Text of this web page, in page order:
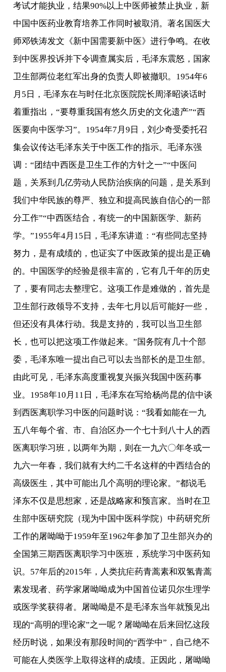
考试才能执业，结果90%以上中医师被禁止执业，新
中国中医药业教育培养工作同时被取消。著名国医大
师邓铁涛发文《新中国需要新中医》进行争鸣。在收
到中医界投诉并下令调查属实后，毛泽东震怒，国家
卫生部两位老红军出身的负责人即被撤职。1954年6
月5日，毛泽东在与时任北京医院院长周泽昭谈话时
着重指出，“要尊重我国有悠久历史的文化遗产”“西
医要向中医学习”。1954年7月9日，刘少奇受委托召
集会议传达毛泽东关于中医工作的指示。毛泽东强
调：“团结中西医是卫生工作的方针之一”“中医问
题，关系到几亿劳动人民防治疾病的问题，是关系到
我们中华民族的尊严、独立和提高民族自信心的一部
分工作”“中西医结合，有统一的中国新医学、新药
学。”1955年4月15日，毛泽东讲道：“有些同志坚持
努力，是有成绩的，也证实了中医政策的提出是正确
的。中国医学的经验是很丰富的，它有几千年的历史
了，要有同志去整理它。这项工作是难做的，首先是
卫生部行政领导不支持，去年七月以后可能好一些，
但还没有具体行动。我是支持的，我可以当卫生部
长，也可以把这项工作做起来。”国务院有几十个部
委，毛泽东唯一提出自己可以去当部长的是卫生部。
由此可见，毛泽东高度重视复兴振兴我国中医药事
业。1958年10月11日，毛泽东在写给杨尚昆的信中谈
到西医离职学习中医的问题时说：“我看如能在一九
五八年每个省、市、自治区办一个七十到八十人的西
医离职学习班，以两年为期，则在一九六〇年冬或一
九六一年春，我们就有大约二千名这样的中西结合的
高级医生，其中可能出几个高明的理论家。”都说毛
泽东不仅是思想家，还是战略家和预言家。当时在卫
生部中医研究院（现为中国中医科学院）中药研究所
工作的屠呦呦于1959年至1962年参加了卫生部兴办的
全国第三期西医离职学习中医班，系统学习中医药知
识。57年后的2015年，人类抗疟药青蒿素和双氢青蒿
素发现者、药学家屠呦呦成为中国首位诺贝尔生理学
或医学奖获得者。屠呦呦是不是毛泽东当年就预见出
现的“高明的理论家”之一呢？屠呦呦在后来回忆这段
经历时说，如果没有那段时间的“西学中”，自己绝不
可能在人类医学上取得这样的成绩。正因此，屠呦呦